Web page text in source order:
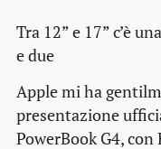
Tra 12” e 17” c’è
e due
Apple mi ha
presentazione
PowerBook G4,